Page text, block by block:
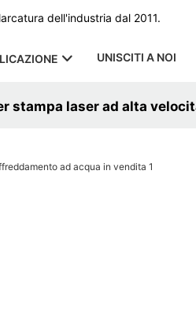
dell'industria dal 2011.
UNISCITI A NOI
stampa laser ad alta